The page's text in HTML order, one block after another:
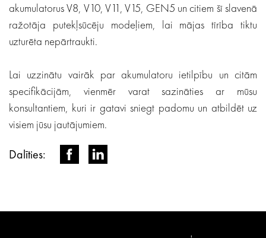
akumulatorus V8, V10, V11, V15, GEN5 un citiem šī slavenā
ražotāja putekļsūcēju modeļiem, lai mājas tīrība tiktu
uzturēta nepārtraukti.
Lai uzzinātu vairāk par akumulatoru ietilpību un citām
specifikācijām, vienmēr varat sazināties ar mūsu
konsultantiem, kuri ir gatavi sniegt padomu un atbildēt uz
visiem jūsu jautājumiem.
Dalīties: